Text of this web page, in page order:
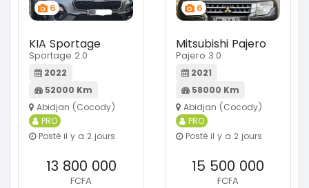
6
KIA Sportage
Sportage 2.0
2022
52000 Km
Abidjan (Cocody)
PRO
Posté il y a 2 jours
13 800 000
FCFA
6
Mitsubishi Pajero
Pajero 3.0
2021
58000 Km
Abidjan (Cocody)
PRO
Posté il y a 2 jours
15 500 000
FCFA